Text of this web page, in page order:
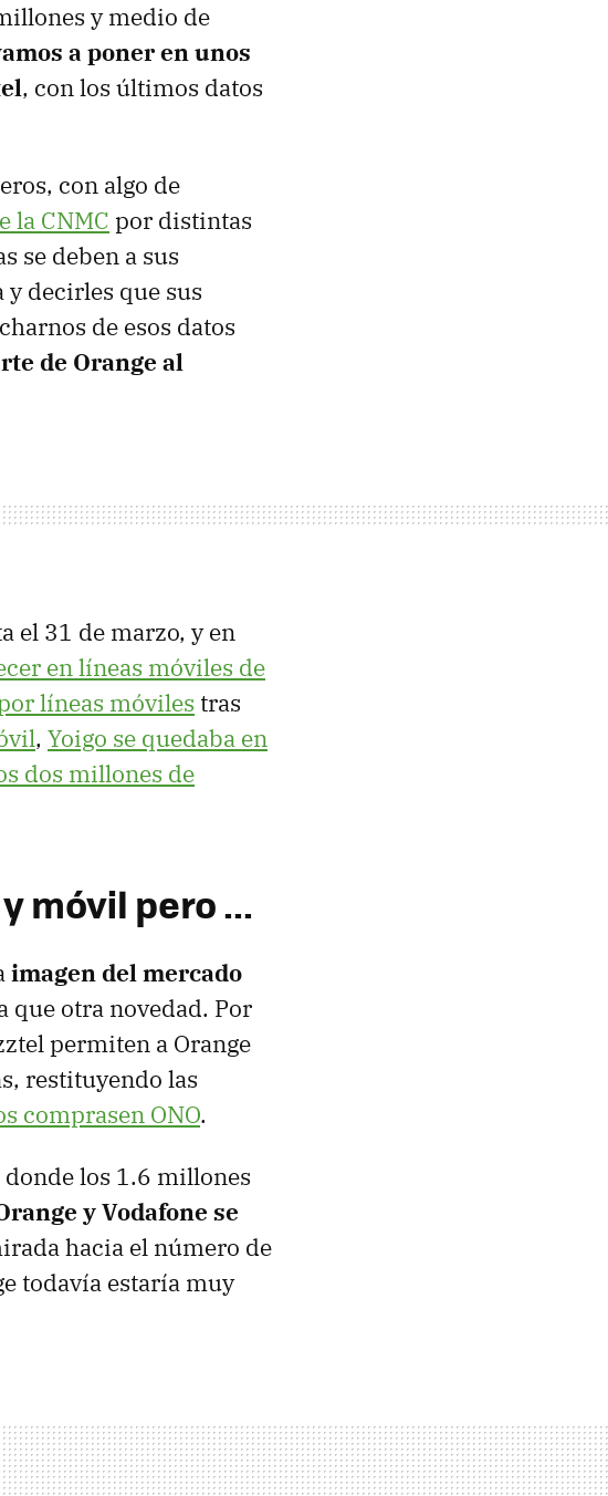
y medio de
a poner en unos
, con los últimos datos
con algo de
la CNMC por distintas
se deben a sus
decirles que sus
de esos datos
de Orange al
el 31 de marzo, y en
en líneas móviles de
líneas móviles tras
, Yoigo se quedaba en
dos millones de
móvil pero ...
imagen del mercado
que otra novedad. Por
permiten a Orange
restituyendo las
comprasen ONO.
donde los 1.6 millones
y Vodafone se
hacia el número de
todavía estaría muy